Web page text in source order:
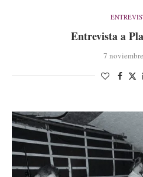
Entrevista a
7